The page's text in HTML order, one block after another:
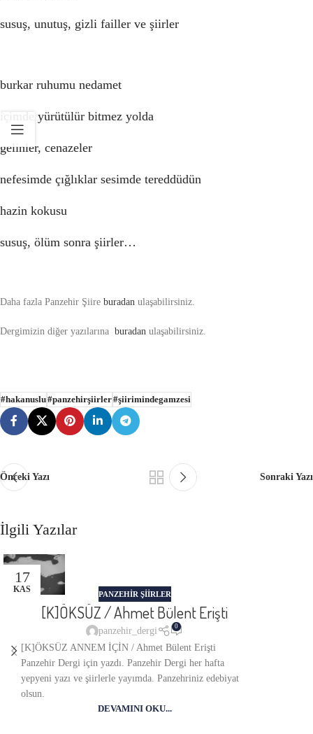
susuş, unutuş, gizli failler ve şiirler
burkar ruhumu nedamet
içimde yürütülür bitmez yolda
gelinler, cenazeler
nefesimde çığlıklar sesimde tereddüdün
hazin kokusu
susuş, ölüm sonra şiirler…
Daha fazla Panzehir Şiire buradan ulaşabilirsiniz.
Dergimizin diğer yazılarına buradan ulaşabilirsiniz.
#hakanuslu#panzehirşiirler#şiirimindegamzesi
Önceki Yazı Sonraki Yazı
İlgili Yazılar
17
KAS PANZEHIR ŞIIRLER
[K]ÖKSÜZ / Ahmet Bülent Erişti
panzehir_dergi 0
[K]ÖKSÜZ ANNEM İÇİN / Ahmet Bülent Erişti
Panzehir Dergi için yazdı. Panzehir Dergi her hafta
yepyeni yazı ve şiirlerle yayımda. Panzehriniz edebiyat
olsun.
DEVAMINI OKU...